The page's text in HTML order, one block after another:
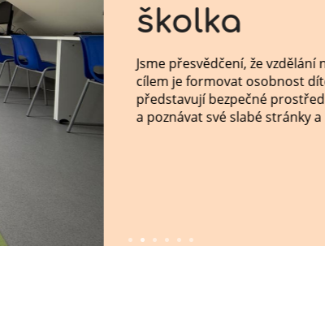
školka
Jsme přesvědčení, že vzdělání
cílem je formovat osobnost
představují bezpečné
a poznávat své slabé stránky a